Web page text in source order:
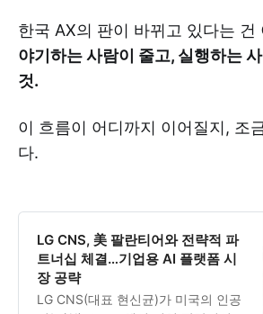
한국 AX의 판이 바뀌고 있다는 건
야기하는 사람이 줄고, 실행하는
것.
이 흐름이 어디까지 이어질지, 조
다.
LG CNS, 美 팔란티어와 전략적 파
트너십 체결…기업용 AI 플랫폼 시
장 공략
LG CNS(대표 현신균)가 미국의 인공